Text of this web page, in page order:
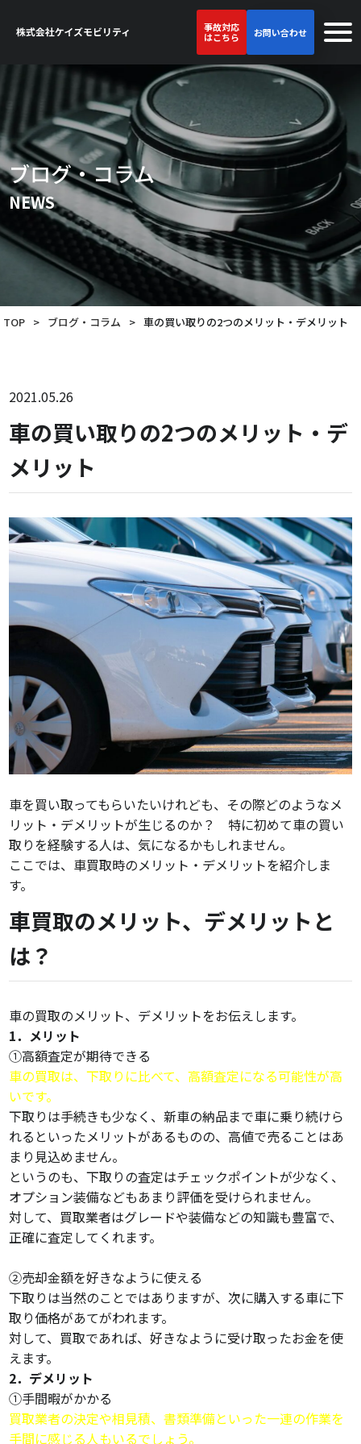
事故対応
はこちら
お問い合わせ
ブログ・コラム
NEWS
TOP > ブログ・コラム > 車の買い取りの2つのメリット・デメリット
2021.05.26
車の買い取りの2つのメリット・デ
メリット
車を買い取ってもらいたいけれども、その際どのようなメ
リット・デメリットが生じるのか？ 特に初めて車の買い
取りを経験する人は、気になるかもしれません。
ここでは、車買取時のメリット・デメリットを紹介しま
す。
車買取のメリット、デメリットと
は？
車の買取のメリット、デメリットをお伝えします。
1．メリット
①高額査定が期待できる
車の買取は、下取りに比べて、高額査定になる可能性が高
いです。
下取りは手続きも少なく、新車の納品まで車に乗り続けら
れるといったメリットがあるものの、高値で売ることはあ
まり見込めません。
というのも、下取りの査定はチェックポイントが少なく、
オプション装備などもあまり評価を受けられません。
対して、買取業者はグレードや装備などの知識も豊富で、
正確に査定してくれます。
②売却金額を好きなように使える
下取りは当然のことではありますが、次に購入する車に下
取り価格があてがわれます。
対して、買取であれば、好きなように受け取ったお金を使
えます。
2．デメリット
①手間暇がかかる
買取業者の決定や相見積、書類準備といった一連の作業を
手間に感じる人もいるでしょう。